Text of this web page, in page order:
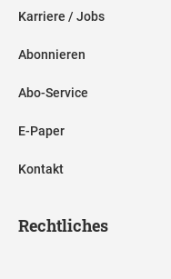
Karriere / Jobs
Abonnieren
Abo-Service
E-Paper
Kontakt
Rechtliches